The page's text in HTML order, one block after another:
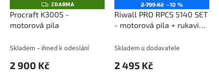
Z
D
A
R
ZDARMA
Procraft K300S -
motorová pila
Skladem – ihned k odeslání
2 900 Kč
2 799 Kč –10 %
Riwall PRO RPCS 5140 SET
- motorová pila + rukavice
Skladem u dodavatele
2 495 Kč